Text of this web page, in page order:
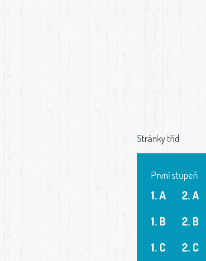
Stránky tříd
První stupeň
1. A
1. B
1. C
2. A
2. B
2. C